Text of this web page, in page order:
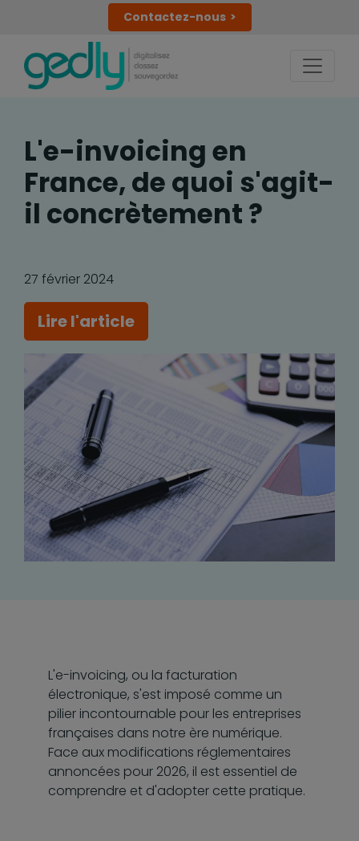
Contactez-nous
L'e-invoicing en
France, de quoi s'agit-
il concrètement ?
27 février 2024
Lire l'article
L'e-invoicing, ou la facturation
électronique, s'est imposé comme un
pilier incontournable pour les entreprises
françaises dans notre ère numérique.
Face aux modifications réglementaires
annoncées pour 2026, il est essentiel de
comprendre et d'adopter cette pratique.